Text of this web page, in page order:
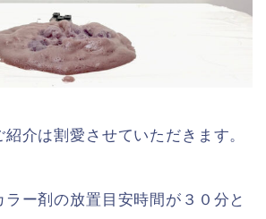
介は割愛させていただきます。
ー剤の放置目安時間が３０分と